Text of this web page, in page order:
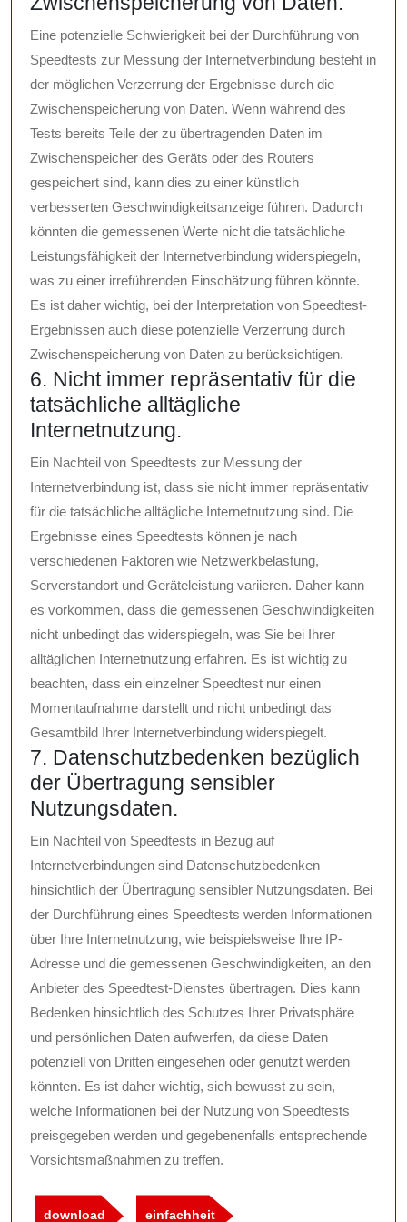
Eine potenzielle Schwierigkeit bei der Durchführung von
Speedtests zur Messung der Internetverbindung besteht in
der möglichen Verzerrung der Ergebnisse durch die
Zwischenspeicherung von Daten. Wenn während des
Tests bereits Teile der zu übertragenden Daten im
Zwischenspeicher des Geräts oder des Routers
gespeichert sind, kann dies zu einer künstlich
verbesserten Geschwindigkeitsanzeige führen. Dadurch
könnten die gemessenen Werte nicht die tatsächliche
Leistungsfähigkeit der Internetverbindung widerspiegeln,
was zu einer irreführenden Einschätzung führen könnte.
Es ist daher wichtig, bei der Interpretation von Speedtest-
Ergebnissen auch diese potenzielle Verzerrung durch
Zwischenspeicherung von Daten zu berücksichtigen.
6. Nicht immer repräsentativ für die
tatsächliche alltägliche
Internetnutzung.
Ein Nachteil von Speedtests zur Messung der
Internetverbindung ist, dass sie nicht immer repräsentativ
für die tatsächliche alltägliche Internetnutzung sind. Die
Ergebnisse eines Speedtests können je nach
verschiedenen Faktoren wie Netzwerkbelastung,
Serverstandort und Geräteleistung variieren. Daher kann
es vorkommen, dass die gemessenen Geschwindigkeiten
nicht unbedingt das widerspiegeln, was Sie bei Ihrer
alltäglichen Internetnutzung erfahren. Es ist wichtig zu
beachten, dass ein einzelner Speedtest nur einen
Momentaufnahme darstellt und nicht unbedingt das
Gesamtbild Ihrer Internetverbindung widerspiegelt.
7. Datenschutzbedenken bezüglich
der Übertragung sensibler
Nutzungsdaten.
Ein Nachteil von Speedtests in Bezug auf
Internetverbindungen sind Datenschutzbedenken
hinsichtlich der Übertragung sensibler Nutzungsdaten. Bei
der Durchführung eines Speedtests werden Informationen
über Ihre Internetnutzung, wie beispielsweise Ihre IP-
Adresse und die gemessenen Geschwindigkeiten, an den
Anbieter des Speedtest-Dienstes übertragen. Dies kann
Bedenken hinsichtlich des Schutzes Ihrer Privatsphäre
und persönlichen Daten aufwerfen, da diese Daten
potenziell von Dritten eingesehen oder genutzt werden
könnten. Es ist daher wichtig, sich bewusst zu sein,
welche Informationen bei der Nutzung von Speedtests
preisgegeben werden und gegebenenfalls entsprechende
Vorsichtsmaßnahmen zu treffen.
download einfachheit